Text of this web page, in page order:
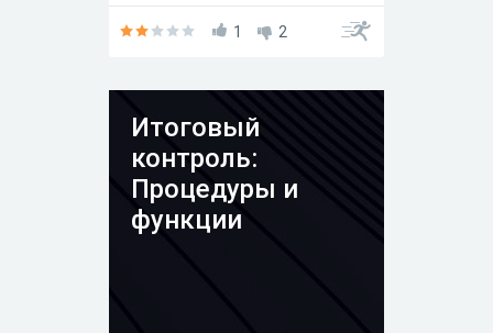
нескольких ответов, открытые
1 2
Итоговый
контроль:
Процедуры и
функции